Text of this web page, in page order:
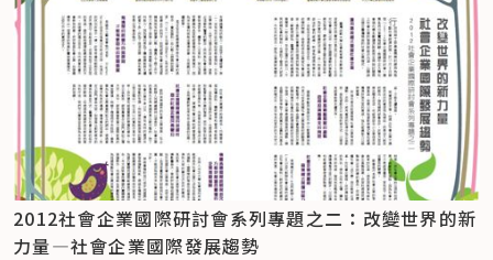
2012社會企業國際研討會系列專題之二：改變世界的新
力量—社會企業國際發展趨勢